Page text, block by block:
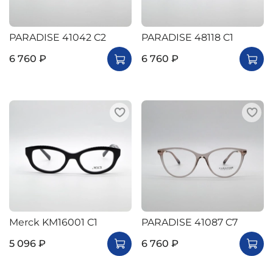
PARADISE 41042 C2
6 760 ₽
PARADISE 48118 C1
6 760 ₽
Merck KM16001 C1
5 096 ₽
PARADISE 41087 C7
6 760 ₽